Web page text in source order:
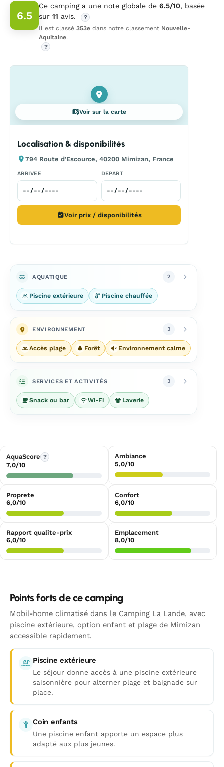
6.5
Ce camping a une note globale de 6.5/10, basée
sur 11 avis.
?
Il est classé 353e dans notre classement Nouvelle-
Aquitaine.
?
Voir sur la carte
Localisation & disponibilités
794 Route d'Escource, 40200 Mimizan, France
ARRIVEE DEPART
Voir prix / disponibilités
AQUATIQUE 2
Piscine extérieure Piscine chauffée
ENVIRONNEMENT 3
Accès plage Forêt Environnement calme
SERVICES ET ACTIVITÉS 3
Snack ou bar Wi-Fi Laverie
AquaScore ?
7,0/10
Ambiance
5,0/10
Proprete
6,0/10
Confort
6,0/10
Rapport qualite-prix
6,0/10
Emplacement
8,0/10
Points forts de ce camping
Mobil-home climatisé dans le Camping La Lande, avec
piscine extérieure, option enfant et plage de Mimizan
accessible rapidement.
Piscine extérieure
Le séjour donne accès à une piscine extérieure
saisonnière pour alterner plage et baignade sur
place.
Coin enfants
Une piscine enfant apporte un espace plus
adapté aux plus jeunes.